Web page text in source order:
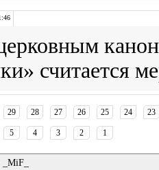
считается
29 28 27 26 25 24 23
5 4 3 2 1